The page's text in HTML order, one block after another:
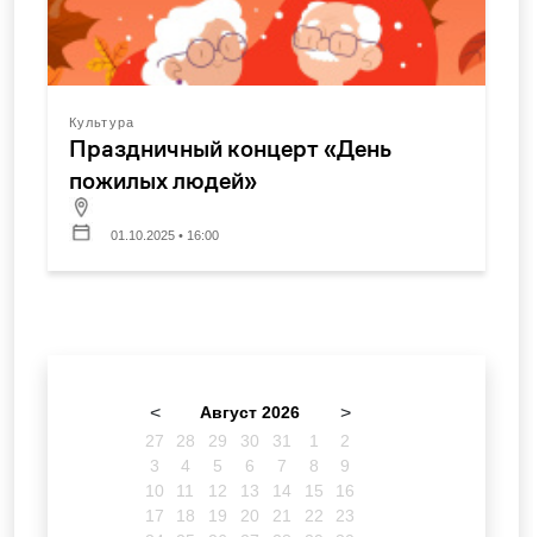
Культура
Праздничный концерт «День
пожилых людей»
01.10.2025 • 16:00
< Август 2026 >
27 28 29 30 31 1
2
3
4 5 6 7 8
9
10
11 12 13 14 15
16
17
18 19 20 21 22
23